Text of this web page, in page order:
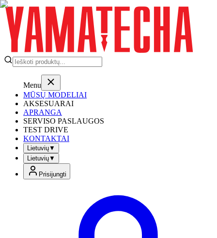
Menu
MŪSŲ MODELIAI
AKSESUARAI
APRANGA
SERVISO PASLAUGOS
TEST DRIVE
KONTAKTAI
Lietuvių▼
Lietuvių▼
Prisijungti